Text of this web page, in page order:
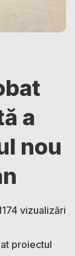
a
nou
vizualizări
proiectul